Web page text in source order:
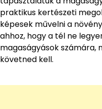
praktikus kertészeti
képesek művelni a
ahhoz, hogy a tél ne
magaságyások számára,
követned kell.